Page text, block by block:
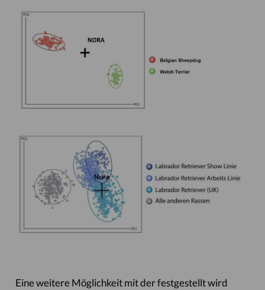
Eine weitere Möglichkeit mit der festgestellt wird